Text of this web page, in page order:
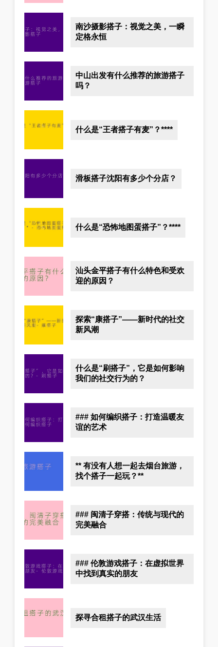
南沙摄影搭子：视觉之美，一瞬
定格永恒
中山出发有什么推荐的旅游搭子
吗？
什么是“王者搭子有麦”？****
滑板搭子沈阳有多少个分店？
什么是“恐怖地图蛋搭子”？****
汕头金平搭子有什么特色和受欢
迎的原因？
探索“康搭子”——新时代的社交
新风潮
什么是“刷搭子”，它是如何影响
我们的社交行为的？
### 如何编织搭子：打造温暖友
谊的艺术
** 有没有人想一起去烟台旅游，
找个搭子一起玩？**
### 闽清子穿搭：传统与现代的
完美融合
### 伦敦游戏搭子：在虚拟世界
中找到真实的朋友
探寻合租搭子的武汉生活